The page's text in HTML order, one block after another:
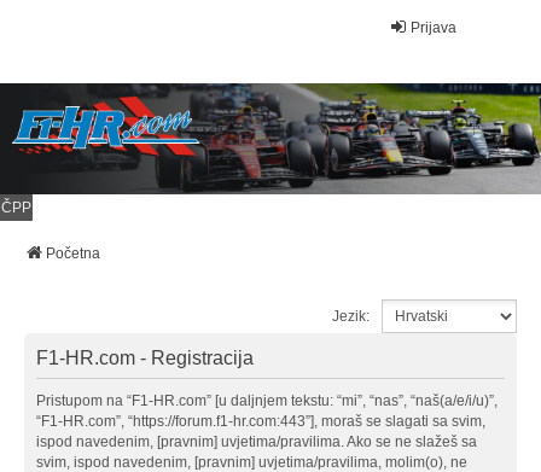
Prijava
ČPP
Početna
Jezik:
F1-HR.com - Registracija
Pristupom na “F1-HR.com” [u daljnjem tekstu: “mi”, “nas”, “naš(a/e/i/u)”,
“F1-HR.com”, “https://forum.f1-hr.com:443”], moraš se slagati sa svim,
ispod navedenim, [pravnim] uvjetima/pravilima. Ako se ne slažeš sa
svim, ispod navedenim, [pravnim] uvjetima/pravilima, molim(o), ne